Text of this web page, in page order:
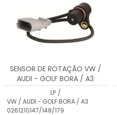
SENSOR DE ROTAÇÃO VW /
AUDI - GOLF BORA / A3
0261210147/148/179
LP /
VW / AUDI - GOLF BORA / A3
0261210147/148/179